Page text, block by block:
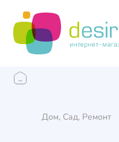
Дом, Сад, Ремонт